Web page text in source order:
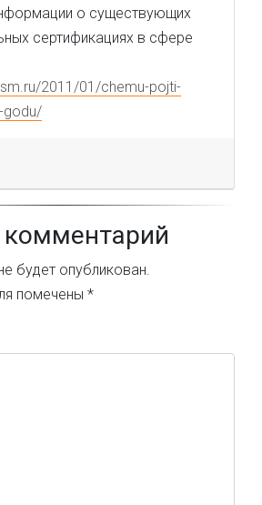
о существующих
сертификациях в сфере
2011/01/chemu-pojti-
godu/
будет опубликован.
помечены *